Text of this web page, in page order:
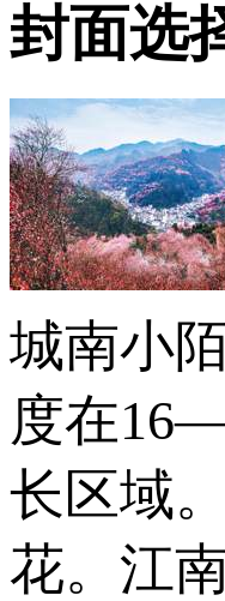
封面选
城南小
度在
长区域
花。江